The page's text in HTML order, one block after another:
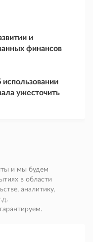
и
финансов
использовании
ужесточить
и мы будем
в области
аналитику,